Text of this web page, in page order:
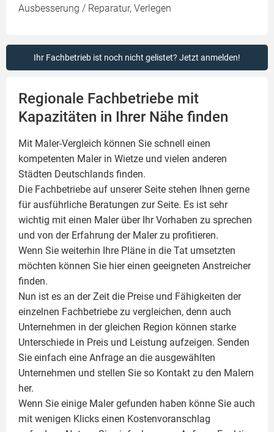
Ausbesserung / Reparatur, Verlegen
Ihr Fachbetrieb ist noch nicht gelistet? Jetzt anmelden!
Regionale Fachbetriebe mit
Kapazitäten in Ihrer Nähe finden
Mit Maler-Vergleich können Sie schnell einen
kompetenten Malerin Wietze und vielen anderen
Städten Deutschlands finden.
Die Fachbetriebe auf unserer Seite stehen Ihnen gerne
für ausführliche Beratungen zur Seite. Es ist sehr
wichtig mit einen Maler über Ihr Vorhaben zu sprechen
und von der Erfahrung der Maler zu profitieren.
Wenn Sie weiterhin Ihre Pläne in die Tat umsetzten
möchten können Sie hier einen geeigneten Anstreicher
finden.
Nun ist es an der Zeit die Preise und Fähigkeiten der
einzelnen Fachbetriebe zu vergleichen, denn auch
Unternehmen in der gleichen Region können starke
Unterschiede in Preis und Leistung aufzeigen. Senden
Sie einfach eine Anfrage an die ausgewählten
Unternehmen und stellen Sie so Kontakt zu den Malern
her.
Wenn Sie einige Maler gefunden haben könne Sie auch
mit wenigen Klicks einen Kostenvoranschlag